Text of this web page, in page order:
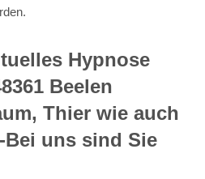
Hypnose
Beelen
Thier wie auch
Bei uns sind Sie